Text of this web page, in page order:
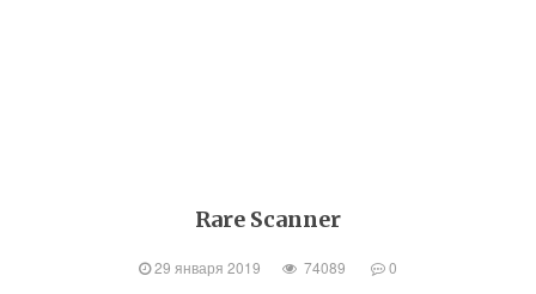
Rare Scanner
29 января 2019 74089 0